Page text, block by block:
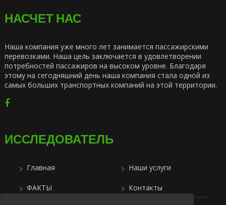
НАСЧЕТ НАС
Наша компания уже много лет занимается пассажирскими
перевозками. Наша цель заключается в удовлетворении
потребностей пассажиров на высоком уровне. Благодаря
этому на сегодняшний день наша компания стала одной из
самых больших транспортных компаний на этой территории.
ИССЛЕДОВАТЕЛЬ
Главная Наши услуги
ФАКТЫ Контакты